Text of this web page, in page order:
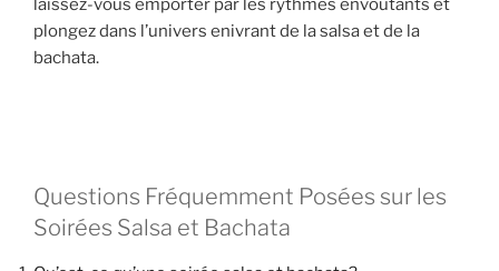
laissez-vous emporter par les rythmes envoûtants et
plongez dans l’univers enivrant de la salsa et de la
bachata.
Questions Fréquemment Posées sur les
Soirées Salsa et Bachata